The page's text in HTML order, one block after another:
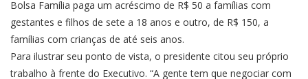
Bolsa Família paga um acréscimo de R$ 50 a famílias com
gestantes e filhos de sete a 18 anos e outro, de R$ 150, a
famílias com crianças de até seis anos.
Para ilustrar seu ponto de vista, o presidente citou seu próprio
trabalho à frente do Executivo. “A gente tem que negociar com